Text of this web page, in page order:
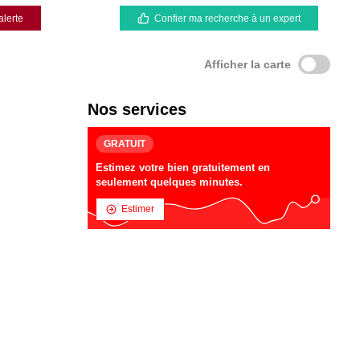
Confier ma recherche à un expert
Afficher la carte
Nos services
GRATUIT
Estimez votre bien gratuitement en
seulement quelques minutes.
Estimer